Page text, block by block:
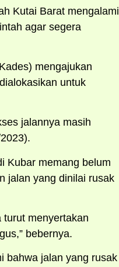
Kutai Barat mengalami
agar segera
mengajukan
untuk
jalannya masih
Kubar memang belum
jalan yang dinilai rusak
turut menyertakan
bebernya.
bahwa jalan yang rusak